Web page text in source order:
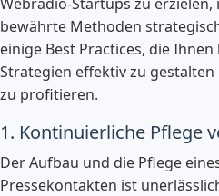
bewährte Methoden
einige Best Practices, die
Strategien effektiv zu
zu profitieren.
1. Kontinuierliche Pflege
Der Aufbau und die Pflege
Pressekontakten ist